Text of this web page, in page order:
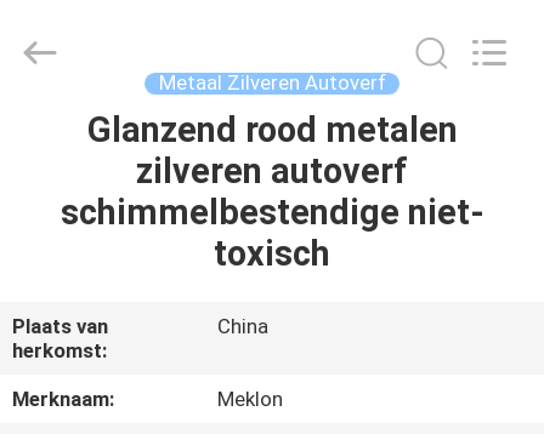
THUIS
PRODUCTEN
OVER
ONS
Chemical
Technology
Metaal Zilveren Autoverf
Glanzend rood metalen
zilveren autoverf
schimmelbestendige niet-
toxisch
Plaats van
herkomst:
China
Merknaam:
Meklon